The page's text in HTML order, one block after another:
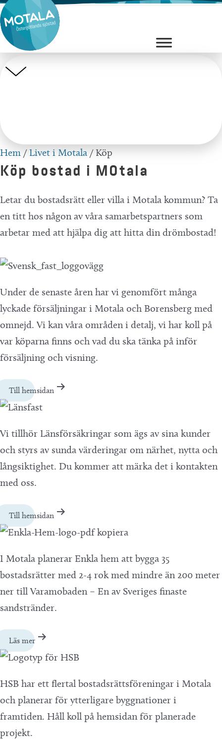
Hoppa
till
innehåll
Hem / Livet i Motala / Köp
Köp bostad i MOtala
Letar du bostadsrätt eller villa i Motala kommun? Ta
en titt hos någon av våra samarbetspartners som
arbetar med att hjälpa dig att hitta din drömbostad!
Under de senaste åren har vi genomfört många
lyckade försäljningar i Motala och Borensberg med
omnejd. Vi kan våra områden i detalj, vi har koll på
var köparna finns och vad du ska tänka på inför
försäljning och visning.
Till hemsidan
Vi tillhör Länsförsäkringar som ägs av sina kunder
och styrs av sunda värderingar om närhet, nytta och
långsiktighet. Du kommer att märka det i kontakten
med oss.
Till hemsidan
I Motala planerar Enkla hem att bygga 35
bostadsrätter med 2-4 rok med mindre än 200 meter
ner till Varamobaden – En av Sveriges finaste
sandstränder.
Läs mer
HSB har ett flertal bostadsrättsföreningar i Motala
och planerar för ytterligare byggnationer i
framtiden. Håll koll på hemsidan för planerade
projekt.